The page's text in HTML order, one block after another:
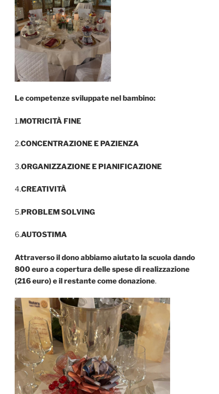
Le competenze sviluppate nel bambino:
1.MOTRICITÀ FINE
2.CONCENTRAZIONE E PAZIENZA
3.ORGANIZZAZIONE E PIANIFICAZIONE
4.CREATIVITÀ
5.PROBLEM SOLVING
6.AUTOSTIMA
Attraverso il dono abbiamo aiutato la scuola dando
800 euro a copertura delle spese di realizzazione
(216 euro) e il restante come donazione.